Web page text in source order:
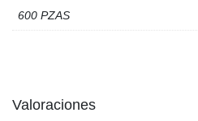
600 PZAS
Valoraciones